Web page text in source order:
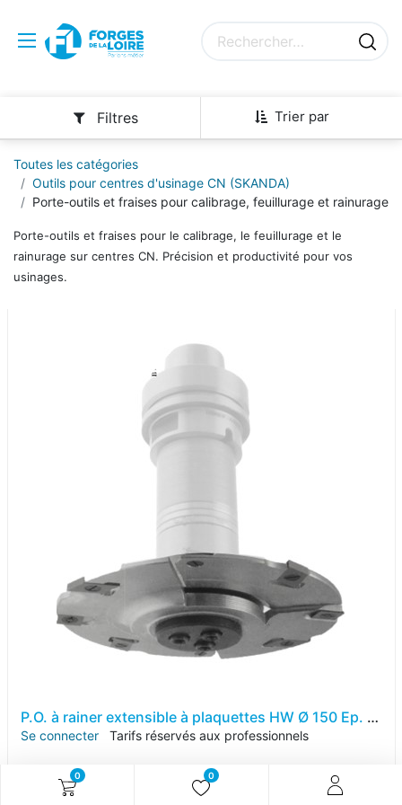
0 0
Trier par
Filtres
Toutes les catégories
Outils pour centres d'usinage CN (SKANDA)
Porte-outils et fraises pour calibrage, feuillurage et rainurage
Porte-outils et fraises pour le calibrage, le feuillurage et le
rainurage sur centres CN. Précision et productivité pour vos
usinages.
P.O. à rainer extensible à plaquettes HW Ø 150 Ep. 4.1-7.8 d 30 Z 4+2+2 Rot. Droite
Se connecter Tarifs réservés aux professionnels
Référence article : KA103.020408